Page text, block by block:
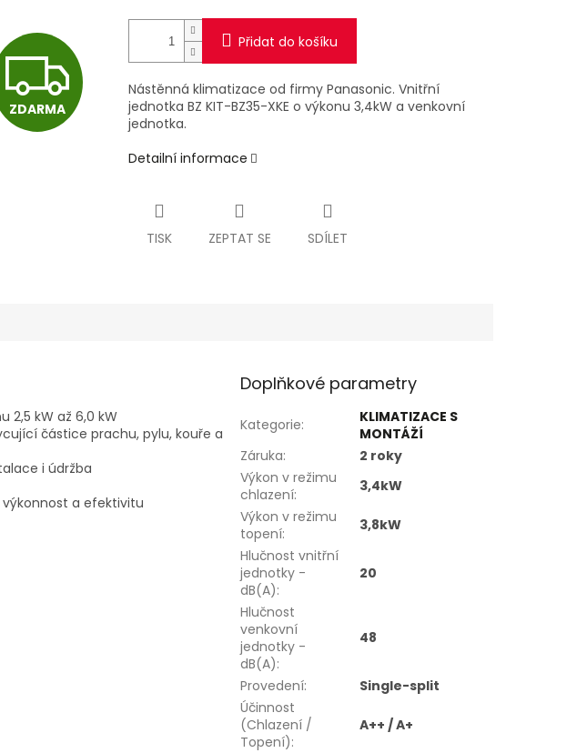
Z
D
ZDARMA
Přidat do košíku
Nástěnná klimatizace od firmy Panasonic. Vnitřní
jednotka BZ KIT-BZ35-XKE o výkonu 3,4kW a venkovní
jednotka.
Detailní informace
TISK ZEPTAT SE SDÍLET
2,5 kW až 6,0 kW
částice prachu, pylu, kouře a
i údržba
výkonnost a efektivitu
Doplňkové parametry
Kategorie:
KLIMATIZACE S
MONTÁŽÍ
Záruka:
2 roky
Výkon v režimu
chlazení:
3,4kW
Výkon v režimu
topení:
3,8kW
Hlučnost vnitřní
jednotky -
dB(A):
20
Hlučnost
venkovní
jednotky -
dB(A):
48
Provedení:
Single-split
Účinnost
(Chlazení /
Topení):
A++ / A+